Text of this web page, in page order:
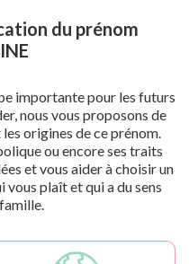
du prénom
importante pour les futurs
nous vous proposons de
origines de ce prénom.
ou encore ses traits
et vous aider à choisir un
vous plaît et qui a du sens